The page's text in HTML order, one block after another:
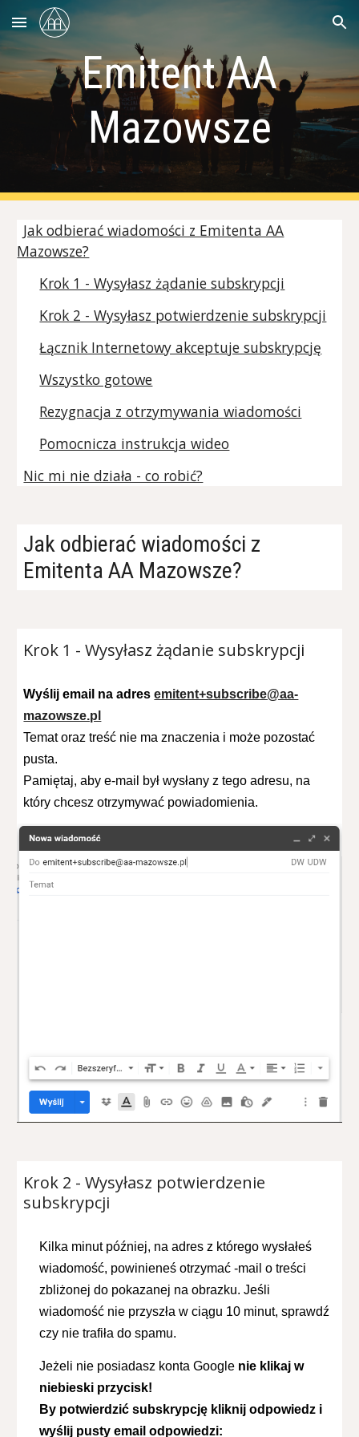
Skip to main content Skip to navigation
Emitent AA
Mazowsze
Jak odbierać wiadomości z Emitenta AA
Mazowsze?
Krok 1 - Wysyłasz żądanie subskrypcji
Krok 2 - Wysyłasz potwierdzenie subskrypcji
Łącznik Internetowy akceptuje subskrypcję
Wszystko gotowe
Rezygnacja z otrzymywania wiadomości
Pomocnicza instrukcja wideo
Nic mi nie działa - co robić?
Jak odbierać wiadomości z
Emitenta AA Mazowsze?
Krok 1 - Wysyłasz żądanie subskrypcji
Wyślij email na adresemitent+subscribe@aa-
mazowsze.pl
Tematoraz treść nie ma znaczenia i może pozostać
pusta.
Pamiętaj, aby e-mail był wysłany z tego adresu, na
który chcesz otrzymywać powiadomienia.
Krok 2 - Wysyłasz potwierdzenie
subskrypcji
Kilka minut później, na adres z którego wysłałeś
wiadomość, powinieneś otrzymać -mail o treści
zbliżonejdo pokazanej na obrazku. Jeśli
wiadomość nie przyszła w ciągu 10 minut, sprawdź
czy nie trafiła do spamu.
Jeżeli nie posiadasz konta Google nie klikaj w
niebieski przycisk!
By potwierdzić subskrypcję kliknij odpowiedz i
wyślij pusty email odpowiedzi: